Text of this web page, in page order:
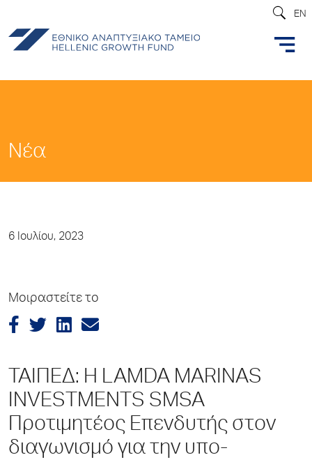
EN
Νέα
6 Ιουλίου, 2023
Μοιραστείτε το
ΤΑΙΠΕΔ: Η LAMDA MARINAS
INVESTMENTS SMSA
Προτιμητέος Επενδυτής στον
διαγωνισμό για την υπο-